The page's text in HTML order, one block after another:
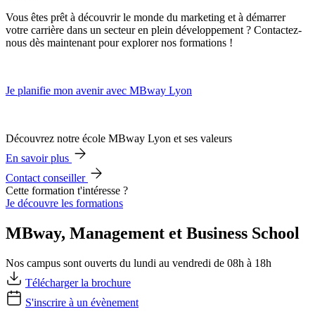
Vous êtes prêt à découvrir le monde du marketing et à démarrer
votre carrière dans un secteur en plein développement ? Contactez-
nous dès maintenant pour explorer nos formations !
Je planifie mon avenir avec MBway Lyon
Découvrez notre école MBway Lyon et ses valeurs
En savoir plus
Contact conseiller
Cette formation t'intéresse ?
Je découvre les formations
MBway, Management et Business School
Nos campus sont ouverts du lundi au vendredi de 08h à 18h
Télécharger la brochure
S'inscrire à un évènement